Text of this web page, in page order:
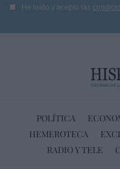
He leído y acepto las
POLÍTICA
HEMEROTECA
RADIO Y TELE